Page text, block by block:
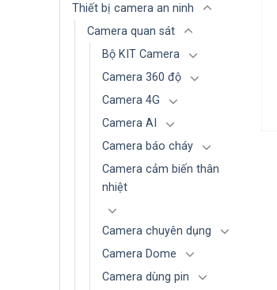
Thiết bị camera an ninh
Camera quan sát
Bộ KIT Camera
Camera 360 độ
Camera 4G
Camera AI
Camera báo cháy
Camera cảm biến thân
nhiệt
Camera chuyên dụng
Camera Dome
Camera dùng pin